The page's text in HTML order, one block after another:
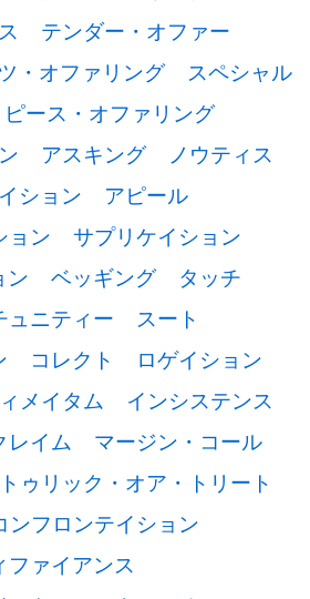
テンダー・オファー
・オファリング
スペシャル
ピース・オファリング
アスキング
ノウティス
ション
アピール
ョン
サプリケイション
ン
ベッギング
タッチ
ュニティー
スート
コレクト
ロゲイション
メイタム
インシステンス
レイム
マージン・コール
トゥリック・オア・トリート
ンフロンテイション
ファイアンス